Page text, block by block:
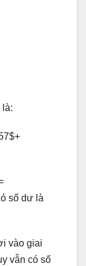
là:
số dư là
vào giai
vẫn có số